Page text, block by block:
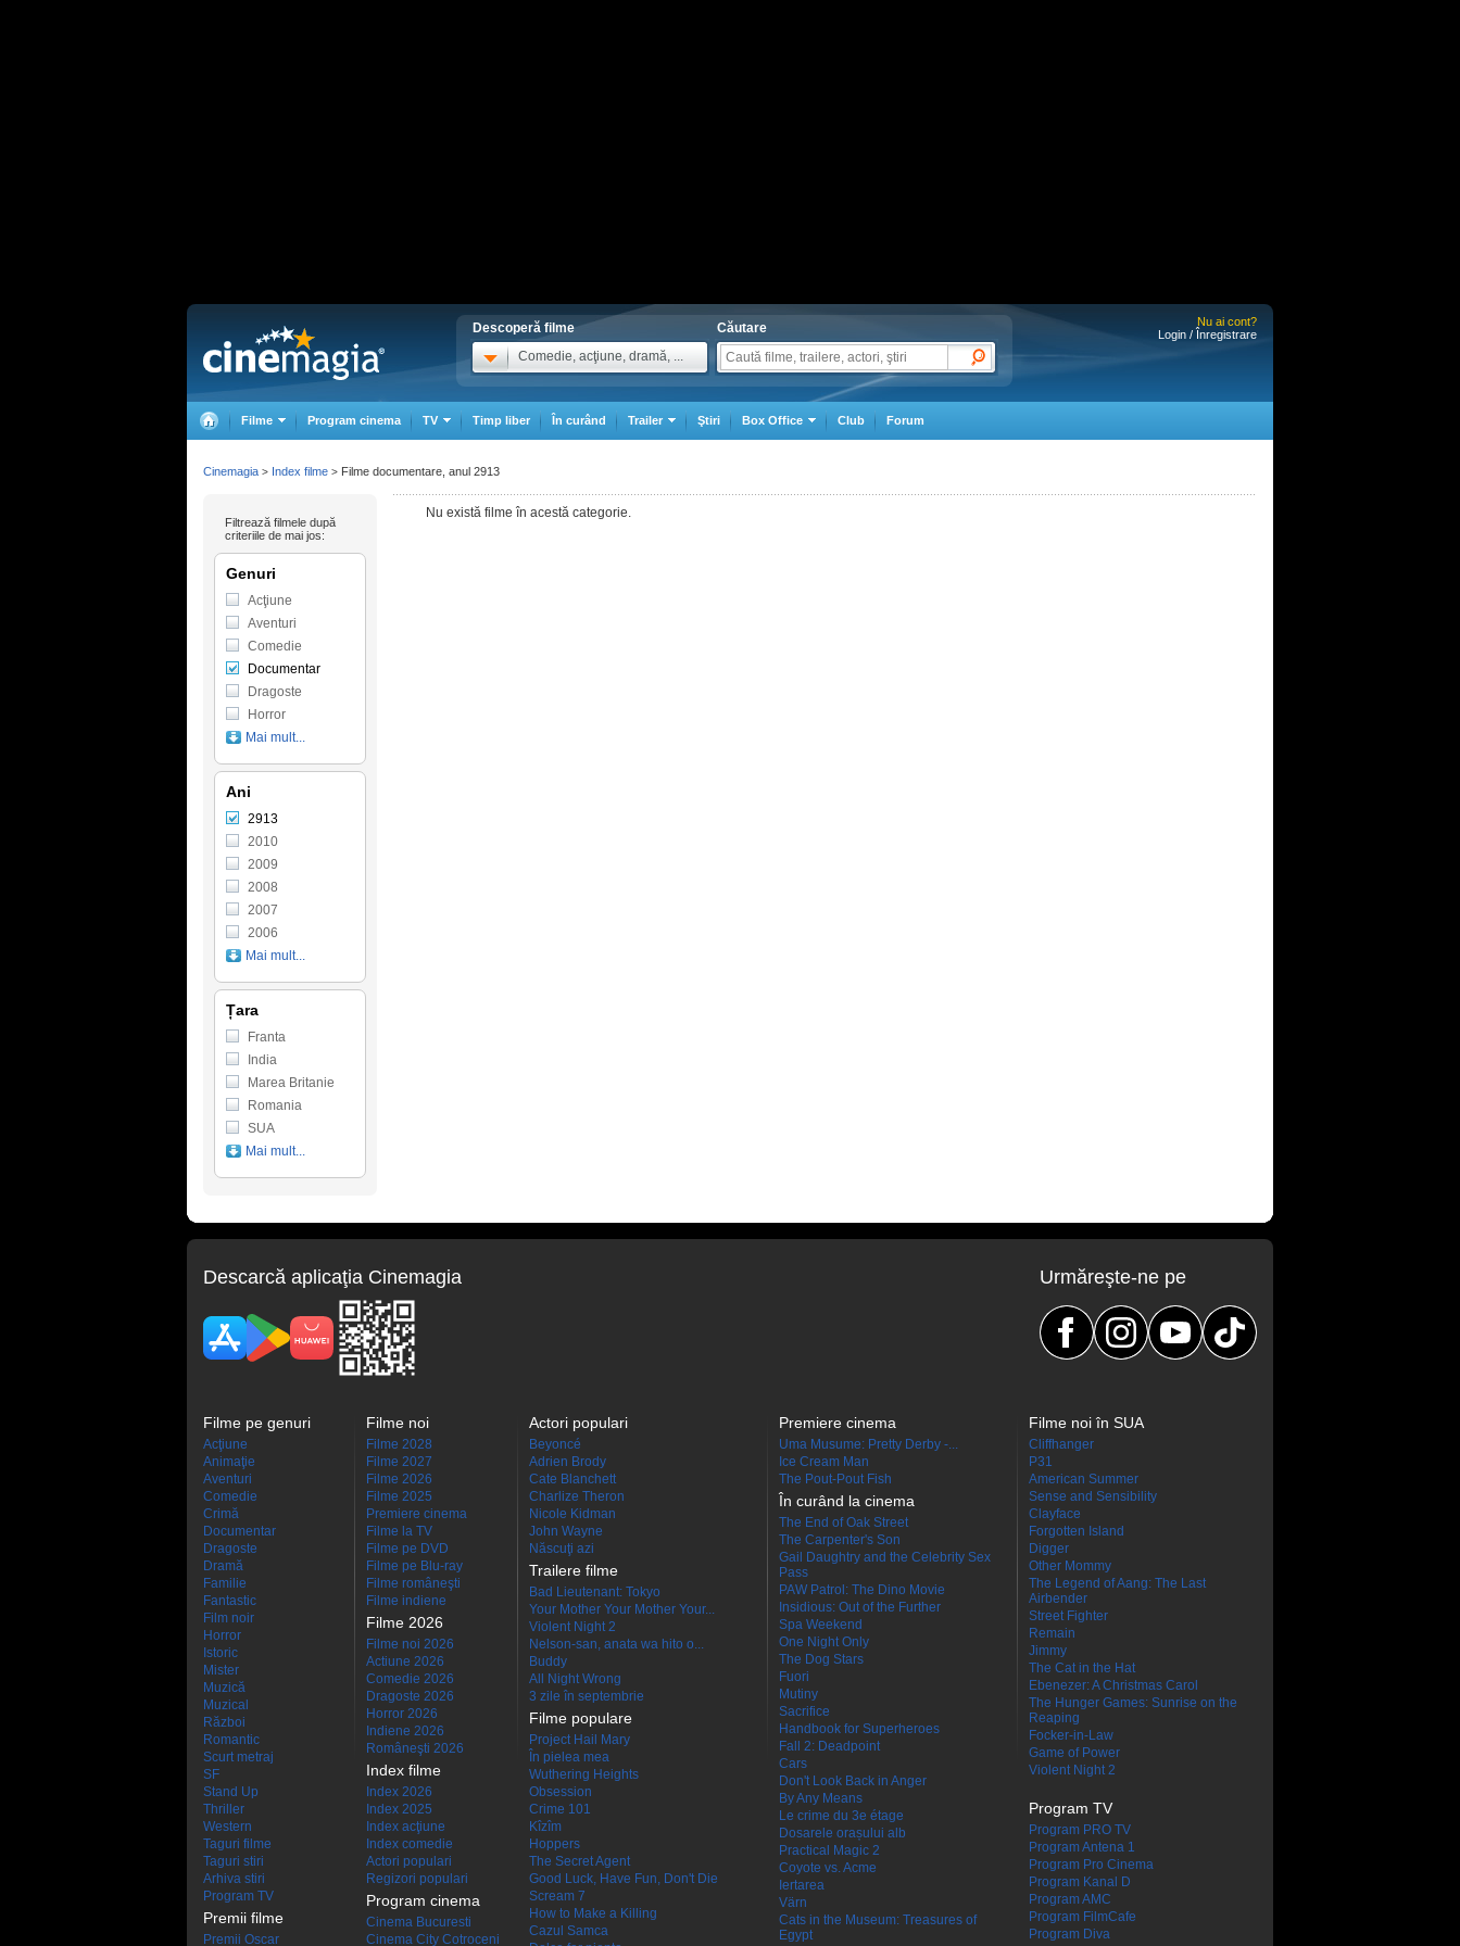
Descoperă filme
Comedie, acţiune, dramă, ...
Căutare
Nu ai cont?
Login / Înregistrare
Filme Program cinema TV Timp liber În curând Trailer Ştiri Box Office Club Forum
Nu există filme în acestă categorie.
Filtrează filmele după
criteriile de mai jos:
Genuri
Acţiune
Aventuri
Comedie
Documentar
Dragoste
Horror
Mai mult...
Ani
2913
2010
2009
2008
2007
2006
Mai mult...
Țara
Franta
India
Marea Britanie
Romania
SUA
Mai mult...
Cinemagia > Index filme > Filme documentare, anul 2913
Descarcă aplicaţia Cinemagia Urmăreşte-ne pe
Filme pe genuri
Acţiune
Animaţie
Aventuri
Comedie
Crimă
Documentar
Dragoste
Dramă
Familie
Fantastic
Film noir
Horror
Istoric
Mister
Muzică
Muzical
Război
Romantic
Scurt metraj
SF
Stand Up
Thriller
Western
Taguri filme
Taguri stiri
Arhiva stiri
Program TV
Premii filme
Premii Oscar
Filme noi
Filme 2028
Filme 2027
Filme 2026
Filme 2025
Premiere cinema
Filme la TV
Filme pe DVD
Filme pe Blu-ray
Filme româneşti
Filme indiene
Filme 2026
Filme noi 2026
Actiune 2026
Comedie 2026
Dragoste 2026
Horror 2026
Indiene 2026
Româneşti 2026
Index filme
Index 2026
Index 2025
Index acţiune
Index comedie
Actori populari
Regizori populari
Program cinema
Cinema Bucuresti
Cinema City Cotroceni
Actori populari
Beyoncé
Adrien Brody
Cate Blanchett
Charlize Theron
Nicole Kidman
John Wayne
Născuţi azi
Trailere filme
Bad Lieutenant: Tokyo
Your Mother Your Mother Your...
Violent Night 2
Nelson-san, anata wa hito o...
Buddy
All Night Wrong
3 zile în septembrie
Filme populare
Project Hail Mary
În pielea mea
Wuthering Heights
Obsession
Crime 101
Kîzîm
Hoppers
The Secret Agent
Good Luck, Have Fun, Don't Die
Scream 7
How to Make a Killing
Cazul Samca
Premiere cinema
Uma Musume: Pretty Derby -...
Ice Cream Man
The Pout-Pout Fish
În curând la cinema
The End of Oak Street
The Carpenter's Son
Gail Daughtry and the Celebrity Sex
Pass
PAW Patrol: The Dino Movie
Insidious: Out of the Further
Spa Weekend
One Night Only
The Dog Stars
Fuori
Mutiny
Sacrifice
Handbook for Superheroes
Fall 2: Deadpoint
Cars
Don't Look Back in Anger
By Any Means
Le crime du 3e étage
Dosarele orașului alb
Practical Magic 2
Coyote vs. Acme
Iertarea
Värn
Cats in the Museum: Treasures of
Egypt
Filme noi în SUA
Cliffhanger
P31
American Summer
Sense and Sensibility
Clayface
Forgotten Island
Digger
Other Mommy
The Legend of Aang: The Last
Airbender
Street Fighter
Remain
Jimmy
The Cat in the Hat
Ebenezer: A Christmas Carol
The Hunger Games: Sunrise on the
Reaping
Focker-in-Law
Game of Power
Violent Night 2
Program TV
Program PRO TV
Program Antena 1
Program Pro Cinema
Program Kanal D
Program AMC
Program FilmCafe
Program Diva